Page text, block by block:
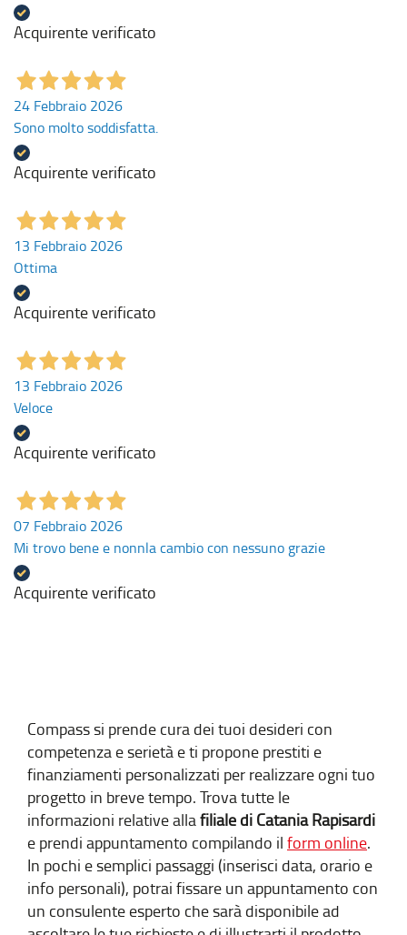
Acquirente verificato
24 Febbraio 2026
Sono molto soddisfatta.
Acquirente verificato
13 Febbraio 2026
Ottima
Acquirente verificato
13 Febbraio 2026
Veloce
Acquirente verificato
07 Febbraio 2026
Mi trovo bene e nonnla cambio con nessuno grazie
Acquirente verificato
Compass si prende cura dei tuoi desideri con
competenza e serietà e ti propone prestiti e
finanziamenti personalizzati per realizzare ogni tuo
progetto in breve tempo. Trova tutte le
informazioni relative allafiliale di Catania Rapisardi
e prendi appuntamento compilando il form online.
In pochi e semplici passaggi (inserisci data, orario e
info personali), potrai fissare un appuntamento con
un consulente esperto che sarà disponibile ad